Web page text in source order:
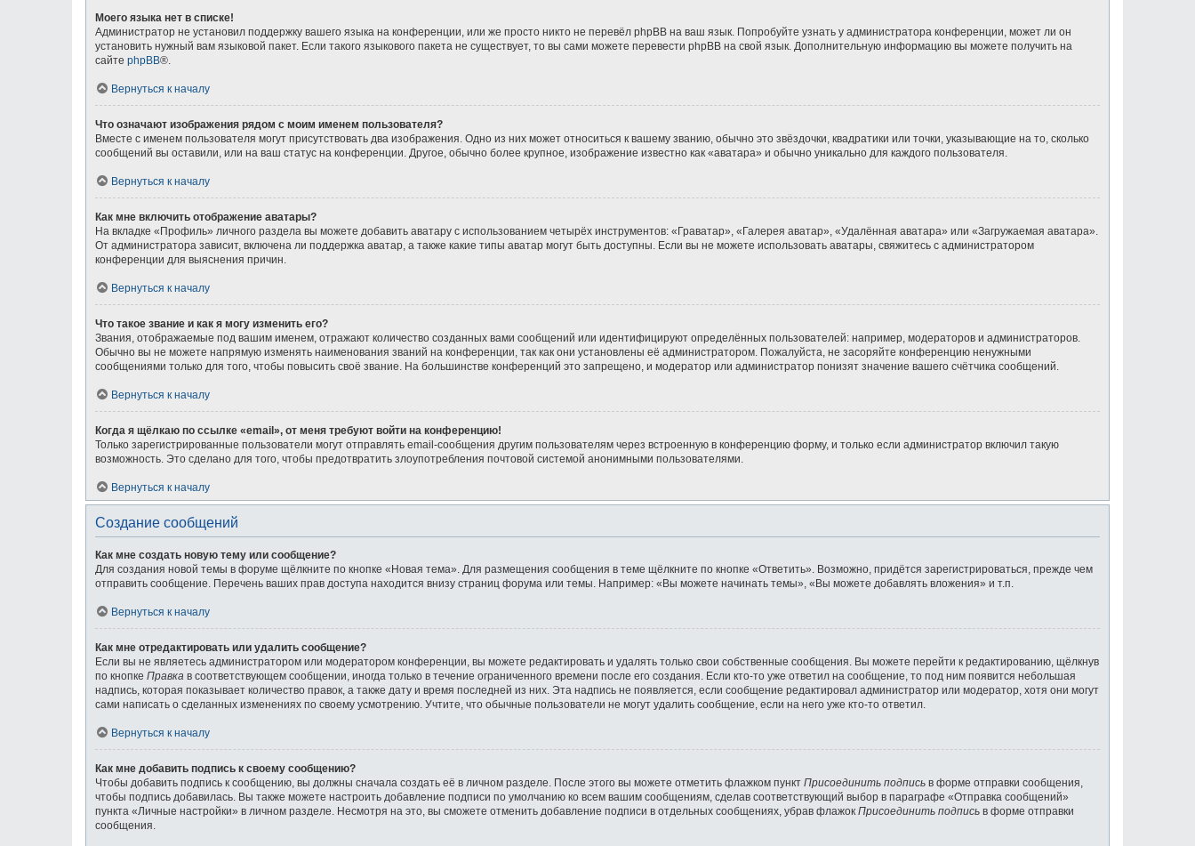
Моего языка нет в списке!
Администратор не установил поддержку вашего языка на конференции, или же просто никто не перевёл phpBB на ваш язык. Попробуйте узнать у администратора конференции, может ли он
установить нужный вам языковой пакет. Если такого языкового пакета не существует, то вы сами можете перевести phpBB на свой язык. Дополнительную информацию вы можете получить на
сайте phpBB®.
Вернуться к началу
Что означают изображения рядом с моим именем пользователя?
Вместе с именем пользователя могут присутствовать два изображения. Одно из них может относиться к вашему званию, обычно это звёздочки, квадратики или точки, указывающие на то, сколько
сообщений вы оставили, или на ваш статус на конференции. Другое, обычно более крупное, изображение известно как «аватара» и обычно уникально для каждого пользователя.
Вернуться к началу
Как мне включить отображение аватары?
На вкладке «Профиль» личного раздела вы можете добавить аватару с использованием четырёх инструментов: «Граватар», «Галерея аватар», «Удалённая аватара» или «Загружаемая аватара».
От администратора зависит, включена ли поддержка аватар, а также какие типы аватар могут быть доступны. Если вы не можете использовать аватары, свяжитесь с администратором
конференции для выяснения причин.
Вернуться к началу
Что такое звание и как я могу изменить его?
Звания, отображаемые под вашим именем, отражают количество созданных вами сообщений или идентифицируют определённых пользователей: например, модераторов и администраторов.
Обычно вы не можете напрямую изменять наименования званий на конференции, так как они установлены её администратором. Пожалуйста, не засоряйте конференцию ненужными
сообщениями только для того, чтобы повысить своё звание. На большинстве конференций это запрещено, и модератор или администратор понизят значение вашего счётчика сообщений.
Вернуться к началу
Когда я щёлкаю по ссылке «email», от меня требуют войти на конференцию!
Только зарегистрированные пользователи могут отправлять email-сообщения другим пользователям через встроенную в конференцию форму, и только если администратор включил такую
возможность. Это сделано для того, чтобы предотвратить злоупотребления почтовой системой анонимными пользователями.
Вернуться к началу
Создание сообщений
Как мне создать новую тему или сообщение?
Для создания новой темы в форуме щёлкните по кнопке «Новая тема». Для размещения сообщения в теме щёлкните по кнопке «Ответить». Возможно, придётся зарегистрироваться, прежде чем
отправить сообщение. Перечень ваших прав доступа находится внизу страниц форума или темы. Например: «Вы можете начинать темы», «Вы можете добавлять вложения» и т.п.
Вернуться к началу
Как мне отредактировать или удалить сообщение?
Если вы не являетесь администратором или модератором конференции, вы можете редактировать и удалять только свои собственные сообщения. Вы можете перейти к редактированию, щёлкнув
по кнопке Правка в соответствующем сообщении, иногда только в течение ограниченного времени после его создания. Если кто-то уже ответил на сообщение, то под ним появится небольшая
надпись, которая показывает количество правок, а также дату и время последней из них. Эта надпись не появляется, если сообщение редактировал администратор или модератор, хотя они могут
сами написать о сделанных изменениях по своему усмотрению. Учтите, что обычные пользователи не могут удалить сообщение, если на него уже кто-то ответил.
Вернуться к началу
Как мне добавить подпись к своему сообщению?
Чтобы добавить подпись к сообщению, вы должны сначала создать её в личном разделе. После этого вы можете отметить флажком пункт Присоединить подпись в форме отправки сообщения,
чтобы подпись добавилась. Вы также можете настроить добавление подписи по умолчанию ко всем вашим сообщениям, сделав соответствующий выбор в параграфе «Отправка сообщений»
пункта «Личные настройки» в личном разделе. Несмотря на это, вы сможете отменить добавление подписи в отдельных сообщениях, убрав флажок Присоединить подпись в форме отправки
сообщения.